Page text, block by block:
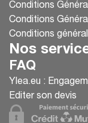
Conditions
Conditions
Conditions
Nos
FAQ
Ylea.eu :
Editer son devis